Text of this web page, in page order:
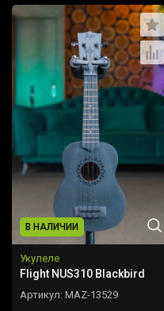
В НАЛИЧИИ
Укулеле
Flight NUS310 Blackbird
Артикул: MAZ-13529